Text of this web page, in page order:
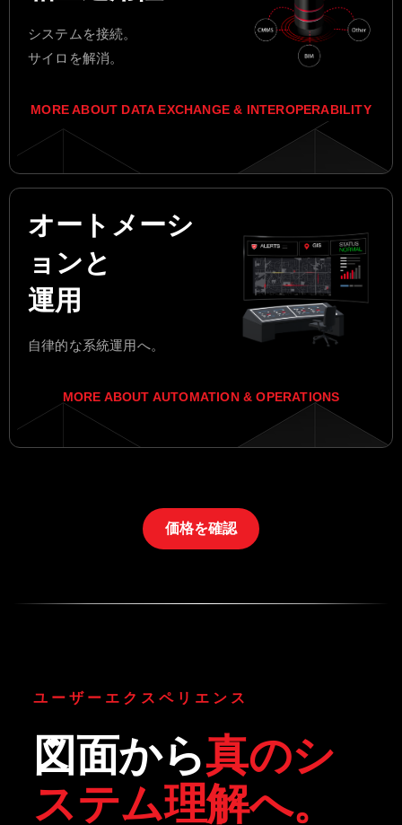
システムを接続。
サイロを解消。
MORE ABOUT DATA EXCHANGE & INTEROPERABILITY
オートメーシ
ョンと
運用
自律的な系統運用へ。
MORE ABOUT AUTOMATION & OPERATIONS
価格を確認
ユーザーエクスペリエンス
図面から真のシ
ステム理解へ。